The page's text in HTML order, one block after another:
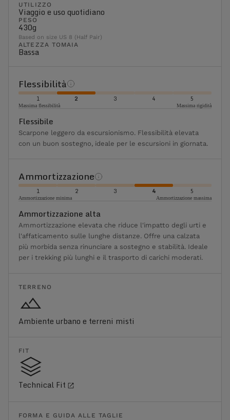
UTILIZZO
Viaggio e uso quotidiano
PESO
430g
Based on size US 8 (Half Pair)
ALTEZZA TOMAIA
Bassa
Flessibilità
1 2 3 4 5
Massima flessibilità Massima rigidità
Flessibile
Scarpone leggero da escursionismo. Flessibilità elevata
con un buon sostegno, ideale per le escursioni in giornata.
Ammortizzazione
1 2 3 4 5
Ammortizzazione minima Ammortizzazione massima
Ammortizzazione alta
Ammortizzazione elevata che riduce l'impatto degli urti e
l'affaticamento sulle lunghe distanze. Offre una calzata
più morbida senza rinunciare a sostegno e stabilità. Ideale
per i trekking più lunghi e il trasporto di carichi moderati.
TERRENO
Ambiente urbano e terreni misti
FIT
Technical Fit
FORMA E GUIDA ALLE TAGLIE